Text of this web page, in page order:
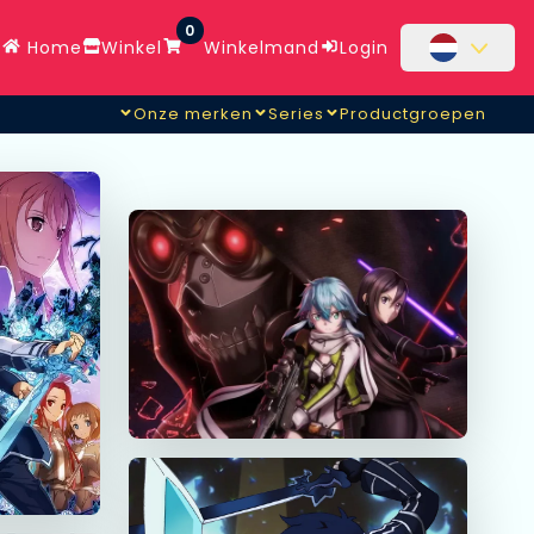
Home Winkel
0
Winkelmand Login
Onze merken Series Productgroepen